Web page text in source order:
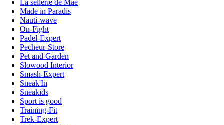
La sellerie de Maé
Made in Paradis
Nauti-wave
On-Fight
Padel-Expert
Pecheur-Store
Pet and Garden
Slowood Interior
Smash-Expert
Sneak'In
Sneakids
Sport is good
Training-Fit
Trek-Expert